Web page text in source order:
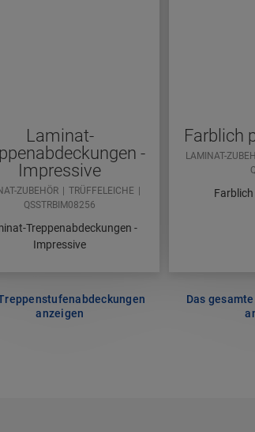
Laminat-
-
Impressive
ZUBEHÖR
TRÜFFELEICHE
QSSTRBIM08256
Treppenabdeckungen -
Impressive
anzeigen
Farblich
LAMINAT-
Das